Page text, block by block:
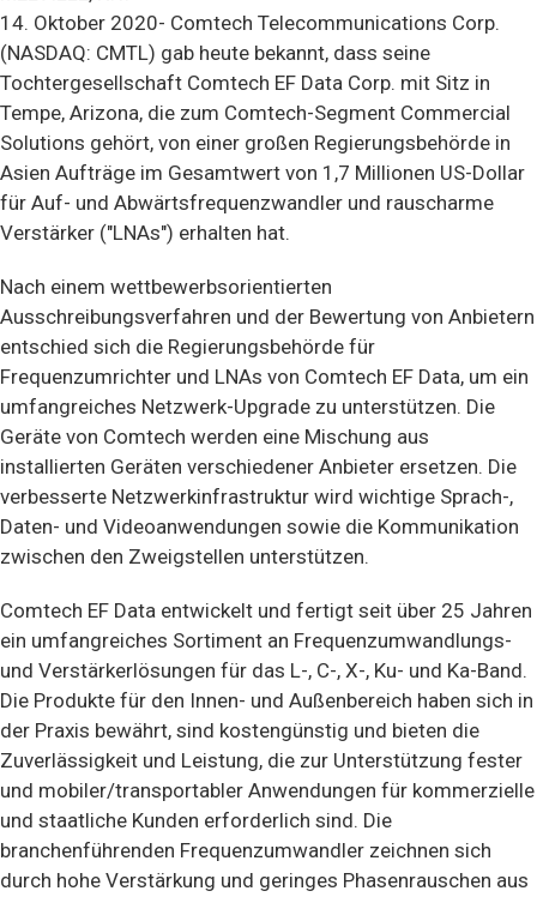
14. Oktober 2020- Comtech Telecommunications Corp.
(NASDAQ: CMTL) gab heute bekannt, dass seine
Tochtergesellschaft Comtech EF Data Corp. mit Sitz in
Tempe, Arizona, die zum Comtech-Segment Commercial
Solutions gehört, von einer großen Regierungsbehörde in
Asien Aufträge im Gesamtwert von 1,7 Millionen US-Dollar
für Auf- und Abwärtsfrequenzwandler und rauscharme
Verstärker ("LNAs") erhalten hat.
Nach einem wettbewerbsorientierten
Ausschreibungsverfahren und der Bewertung von Anbietern
entschied sich die Regierungsbehörde für
Frequenzumrichter und LNAs von Comtech EF Data, um ein
umfangreiches Netzwerk-Upgrade zu unterstützen. Die
Geräte von Comtech werden eine Mischung aus
installierten Geräten verschiedener Anbieter ersetzen. Die
verbesserte Netzwerkinfrastruktur wird wichtige Sprach-,
Daten- und Videoanwendungen sowie die Kommunikation
zwischen den Zweigstellen unterstützen.
Comtech EF Data entwickelt und fertigt seit über 25 Jahren
ein umfangreiches Sortiment an Frequenzumwandlungs-
und Verstärkerlösungen für das L-, C-, X-, Ku- und Ka-Band.
Die Produkte für den Innen- und Außenbereich haben sich in
der Praxis bewährt, sind kostengünstig und bieten die
Zuverlässigkeit und Leistung, die zur Unterstützung fester
und mobiler/transportabler Anwendungen für kommerzielle
und staatliche Kunden erforderlich sind. Die
branchenführenden Frequenzumwandler zeichnen sich
durch hohe Verstärkung und geringes Phasenrauschen aus